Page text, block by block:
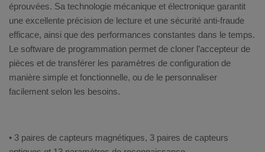
éprouvées. Sa technologie mécanique et électronique garantit
une excellente précision de lecture et une sécurité anti-fraude
efficace, ainsi que des performances constantes dans le temps.
Le software de programmation permet de cloner l’accepteur de
pièces et de transférer les paramètres de configuration de
manière simple et fonctionnelle, ou de le personnaliser
facilement selon les besoins.
• 3 paires de capteurs magnétiques, 3 paires de capteurs